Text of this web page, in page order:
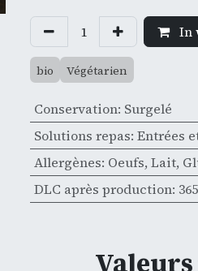
In
bio Végétarien
Conservation: Surgelé
Solutions repas: Entrées
Allergènes: Oeufs, Lait,
DLC après production: